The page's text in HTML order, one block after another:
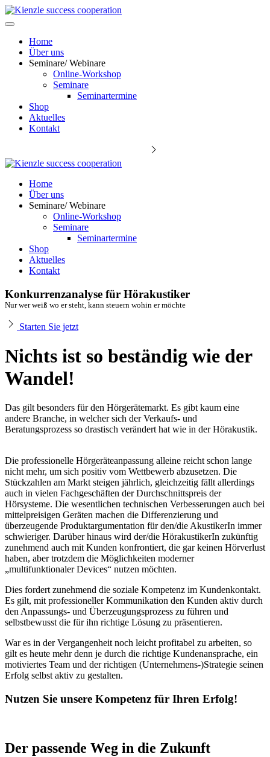
Home
Über uns
Seminare/ Webinare
Online-Workshop
Seminare
Seminartermine
Shop
Aktuelles
Kontakt
Home
Über uns
Seminare/ Webinare
Online-Workshop
Seminare
Seminartermine
Shop
Aktuelles
Kontakt
Konkurrenzanalyse für Hörakustiker
Nur wer weiß wo er steht, kann steuern wohin er möchte
Starten Sie jetzt
Nichts ist so beständig wie der
Wandel!
Das gilt besonders für den Hörgerätemarkt. Es gibt kaum eine
andere Branche, in welcher sich der Verkaufs- und
Beratungsprozess so drastisch verändert hat wie in der Hörakustik.
Die professionelle Hörgeräteanpassung alleine reicht schon lange
nicht mehr, um sich positiv vom Wettbewerb abzusetzen. Die
Stückzahlen am Markt steigen jährlich, gleichzeitig fällt allerdings
auch in vielen Fachgeschäften der Durchschnittspreis der
Hörsysteme. Die wesentlichen technischen Verbesserungen auch bei
mittelpreisigen Geräten machen die Differenzierung und
überzeugende Produktargumentation für den/die AkustikerIn immer
schwieriger. Darüber hinaus wird der/die HörakustikerIn zukünftig
zunehmend auch mit Kunden konfrontiert, die gar keinen Hörverlust
haben, aber trotzdem die Möglichkeiten moderner
„multifunktionaler Devices“ nutzen möchten.
Dies fordert zunehmend die soziale Kompetenz im Kundenkontakt.
Es gilt, mit professioneller Kommunikation den Kunden aktiv durch
den Anpassungs- und Überzeugungsprozess zu führen und
selbstbewusst die für ihn richtige Lösung zu präsentieren.
War es in der Vergangenheit noch leicht profitabel zu arbeiten, so
gilt es heute mehr denn je durch die richtige Kundenansprache, ein
motiviertes Team und der richtigen (Unternehmens-)Strategie seinen
Erfolg selbst aktiv zu gestalten.
Nutzen Sie unsere Kompetenz für Ihren Erfolg!
Der passende Weg in die Zukunft